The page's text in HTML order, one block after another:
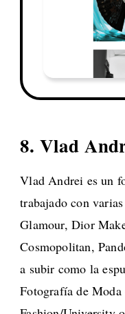
8. Vlad
Vlad Andrei es un
trabajado con
Glamour, Dior
Cosmopolitan,
a subir como la
Fotografía de